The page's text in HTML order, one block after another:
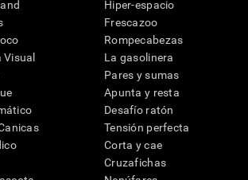
Hiper-espacio
Frescazoo
Rompecabezas
La gasolinera
Pares y sumas
Apunta y resta
Desafío ratón
Tensión perfecta
Corta y cae
Cruzafichas